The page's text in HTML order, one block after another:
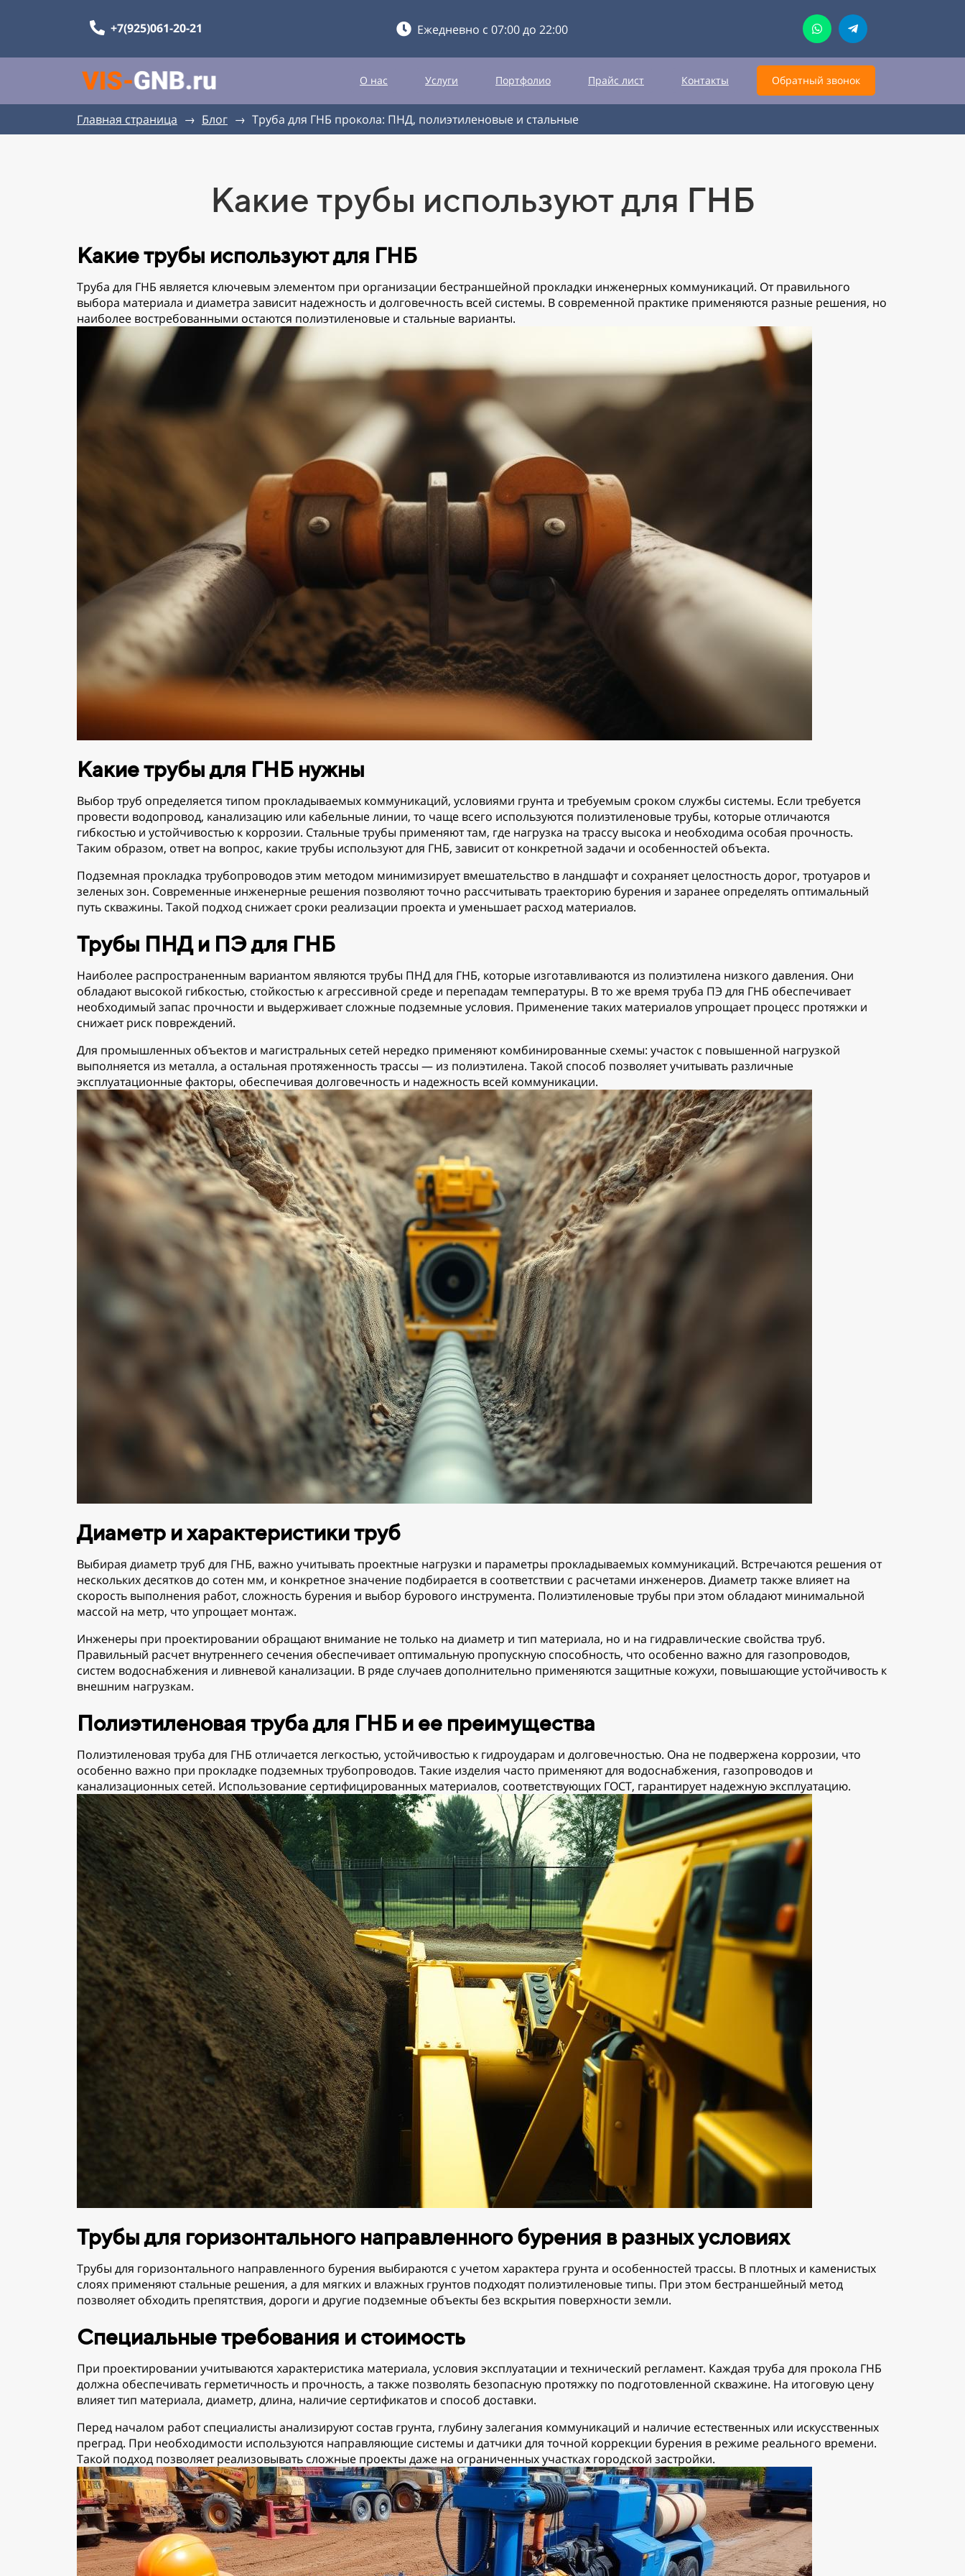
+7(925)061-20-21 Ежедневно с 07:00 до 22:00
О нас Услуги Портфолио Прайс лист Контакты Обратный звонок
Главная страница → Блог → Труба для ГНБ прокола: ПНД, полиэтиленовые и стальные
Какие трубы используют для ГНБ
Какие трубы используют для ГНБ
Труба для ГНБ является ключевым элементом при организации бестраншейной прокладки инженерных коммуникаций. От правильного
выбора материала и диаметра зависит надежность и долговечность всей системы. В современной практике применяются разные решения, но
наиболее востребованными остаются полиэтиленовые и стальные варианты.
Какие трубы для ГНБ нужны
Выбор труб определяется типом прокладываемых коммуникаций, условиями грунта и требуемым сроком службы системы. Если требуется
провести водопровод, канализацию или кабельные линии, то чаще всего используются полиэтиленовые трубы, которые отличаются
гибкостью и устойчивостью к коррозии. Стальные трубы применяют там, где нагрузка на трассу высока и необходима особая прочность.
Таким образом, ответ на вопрос, какие трубы используют для ГНБ, зависит от конкретной задачи и особенностей объекта.
Подземная прокладка трубопроводов этим методом минимизирует вмешательство в ландшафт и сохраняет целостность дорог, тротуаров и
зеленых зон. Современные инженерные решения позволяют точно рассчитывать траекторию бурения и заранее определять оптимальный
путь скважины. Такой подход снижает сроки реализации проекта и уменьшает расход материалов.
Трубы ПНД и ПЭ для ГНБ
Наиболее распространенным вариантом являются трубы ПНД для ГНБ, которые изготавливаются из полиэтилена низкого давления. Они
обладают высокой гибкостью, стойкостью к агрессивной среде и перепадам температуры. В то же время труба ПЭ для ГНБ обеспечивает
необходимый запас прочности и выдерживает сложные подземные условия. Применение таких материалов упрощает процесс протяжки и
снижает риск повреждений.
Для промышленных объектов и магистральных сетей нередко применяют комбинированные схемы: участок с повышенной нагрузкой
выполняется из металла, а остальная протяженность трассы — из полиэтилена. Такой способ позволяет учитывать различные
эксплуатационные факторы, обеспечивая долговечность и надежность всей коммуникации.
Диаметр и характеристики труб
Выбирая диаметр труб для ГНБ, важно учитывать проектные нагрузки и параметры прокладываемых коммуникаций. Встречаются решения от
нескольких десятков до сотен мм, и конкретное значение подбирается в соответствии с расчетами инженеров. Диаметр также влияет на
скорость выполнения работ, сложность бурения и выбор бурового инструмента. Полиэтиленовые трубы при этом обладают минимальной
массой на метр, что упрощает монтаж.
Инженеры при проектировании обращают внимание не только на диаметр и тип материала, но и на гидравлические свойства труб.
Правильный расчет внутреннего сечения обеспечивает оптимальную пропускную способность, что особенно важно для газопроводов,
систем водоснабжения и ливневой канализации. В ряде случаев дополнительно применяются защитные кожухи, повышающие устойчивость к
внешним нагрузкам.
Полиэтиленовая труба для ГНБ и ее преимущества
Полиэтиленовая труба для ГНБ отличается легкостью, устойчивостью к гидроударам и долговечностью. Она не подвержена коррозии, что
особенно важно при прокладке подземных трубопроводов. Такие изделия часто применяют для водоснабжения, газопроводов и
канализационных сетей. Использование сертифицированных материалов, соответствующих ГОСТ, гарантирует надежную эксплуатацию.
Трубы для горизонтального направленного бурения в разных условиях
Трубы для горизонтального направленного бурения выбираются с учетом характера грунта и особенностей трассы. В плотных и каменистых
слоях применяют стальные решения, а для мягких и влажных грунтов подходят полиэтиленовые типы. При этом бестраншейный метод
позволяет обходить препятствия, дороги и другие подземные объекты без вскрытия поверхности земли.
Специальные требования и стоимость
При проектировании учитываются характеристика материала, условия эксплуатации и технический регламент. Каждая труба для прокола ГНБ
должна обеспечивать герметичность и прочность, а также позволять безопасную протяжку по подготовленной скважине. На итоговую цену
влияет тип материала, диаметр, длина, наличие сертификатов и способ доставки.
Перед началом работ специалисты анализируют состав грунта, глубину залегания коммуникаций и наличие естественных или искусственных
преград. При необходимости используются направляющие системы и датчики для точной коррекции бурения в режиме реального времени.
Такой подход позволяет реализовывать сложные проекты даже на ограниченных участках городской застройки.